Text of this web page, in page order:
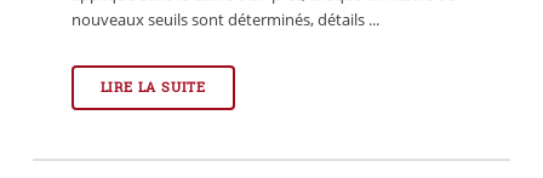
nouveaux seuils sont déterminés, détails ...
LIRE LA SUITE